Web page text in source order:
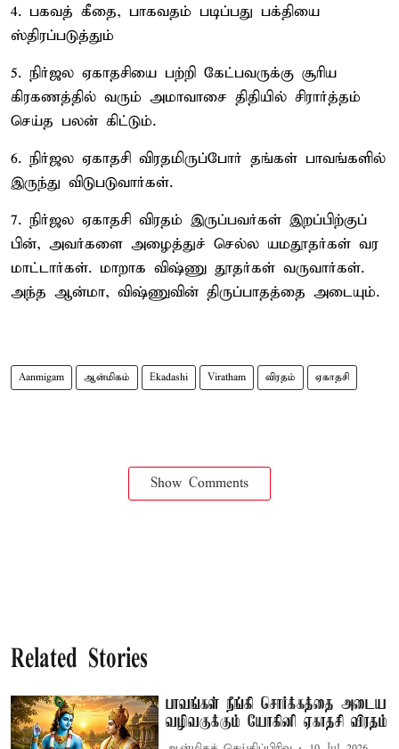
4. பகவத் கீதை, பாகவதம் படிப்பது பக்தியை
ஸ்திரப்படுத்தும்
5. நிர்ஜல ஏகாதசியை பற்றி கேட்பவருக்கு சூரிய
கிரகணத்தில் வரும் அமாவாசை திதியில் சிரார்த்தம்
செய்த பலன் கிட்டும்.
6. நிர்ஜல ஏகாதசி விரதமிருப்போர் தங்கள் பாவங்களில்
இருந்து விடுபடுவார்கள்.
7. நிர்ஜல ஏகாதசி விரதம் இருப்பவர்கள் இறப்பிற்குப்
பின், அவர்களை அழைத்துச் செல்ல யமதூதர்கள் வர
மாட்டார்கள். மாறாக விஷ்ணு தூதர்கள் வருவார்கள்.
அந்த ஆன்மா, விஷ்ணுவின் திருப்பாதத்தை அடையும்.
Aanmigam ஆன்மிகம் Ekadashi Viratham விரதம் ஏகாதசி
Show Comments
Related Stories
பாவங்கள் நீங்கி சொர்க்கத்தை அடைய
வழிவகுக்கும் யோகினி ஏகாதசி விரதம்